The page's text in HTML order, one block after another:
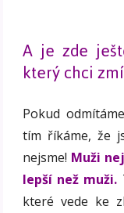
A je zde
který chci
Pokud
tím říkáme, že
nejsme! Muži
lepší než muži.
které vede ke